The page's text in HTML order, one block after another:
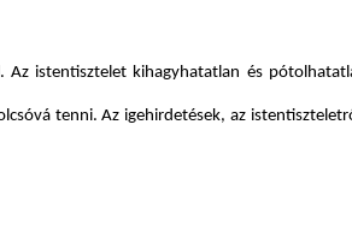
Az istentisztelet kihagyhatatlan és
tenni. Az igehirdetések, az